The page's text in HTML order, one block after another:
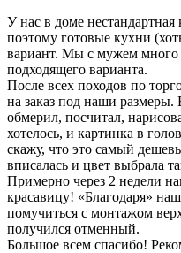
У нас в доме нестандартная
поэтому готовые кухни
вариант. Мы с мужем
подходящего варианта.
После всех походов по
на заказ под наши
обмерил, посчитал,
хотелось, и картинка в
скажу, что это самый
вписалась и цвет выбрала
Примерно через 2 недели
красавицу! «Благодаря»
помучиться с монтажом
получился отменный.
Большое всем спасибо!